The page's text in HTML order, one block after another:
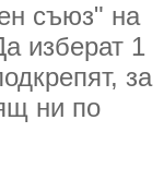
съюз" на
изберат 1
за
ни по